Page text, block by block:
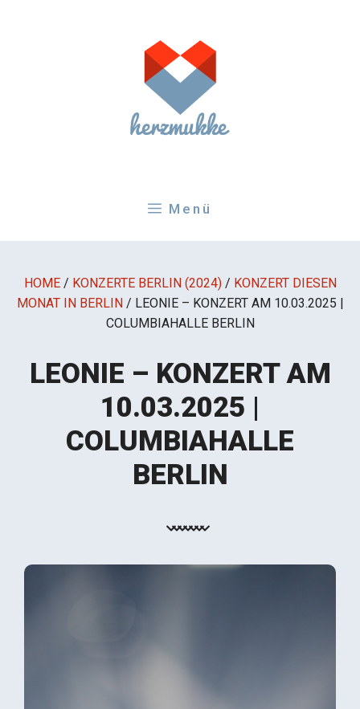
Menü
HOME / KONZERTE BERLIN (2024) / KONZERT DIESEN
MONAT IN BERLIN / LEONIE – KONZERT AM 10.03.2025 |
COLUMBIAHALLE BERLIN
LEONIE – KONZERT AM
10.03.2025 |
COLUMBIAHALLE
BERLIN